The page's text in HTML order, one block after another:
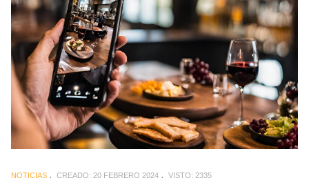
NOTICIAS CREADO: 20 FEBRERO 2024 VISTO: 2335